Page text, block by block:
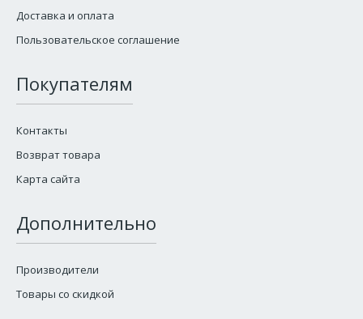
Доставка и оплата
Пользовательское соглашение
Покупателям
Контакты
Возврат товара
Карта сайта
Дополнительно
Производители
Товары со скидкой